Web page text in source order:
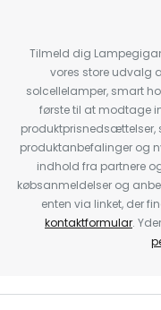
Tilmeld dig
vores store udvalg
solcellelamper, smart
første til at modtage
produktanbefalinger og
indhold fra partnere
købsanmeldelser og
enten via linket, der
kontaktformular.